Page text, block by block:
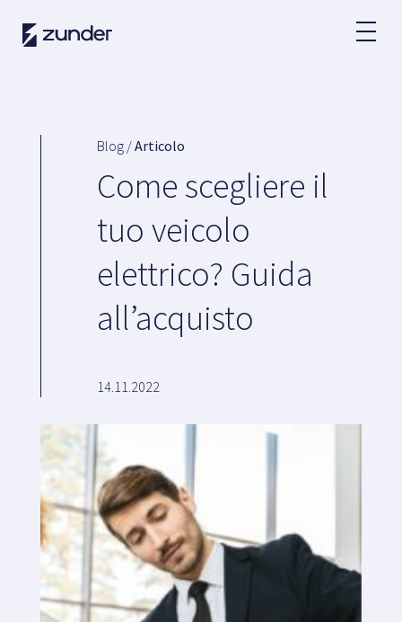
IT
L'APP di Zunder
Come ricaricare?
Piattaforma SaaS
Piattaforma SaaS
Benefici
Per chi
Blog /Articolo
Come scegliere il
tuo veicolo
elettrico? Guida
all’acquisto
14.11.2022